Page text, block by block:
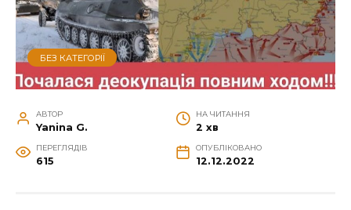
БЕЗ КАТЕГОРІЇ
АВТОР
Yanina G.
НА ЧИТАННЯ
2 хв
ПЕРЕГЛЯДІВ
615
ОПУБЛІКОВАНО
12.12.2022